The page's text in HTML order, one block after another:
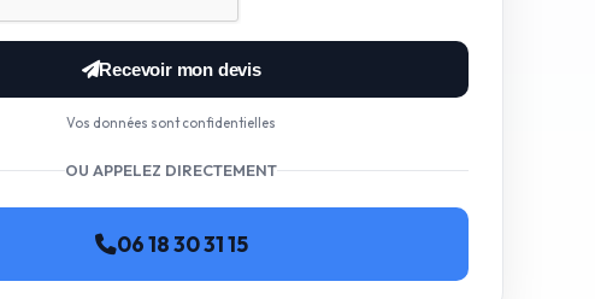
Recevoir mon devis
Vos données sont confidentielles
OU APPELEZ DIRECTEMENT
06 18 30 31 15